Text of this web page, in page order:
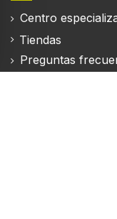
Centro
Tiendas
Preguntas